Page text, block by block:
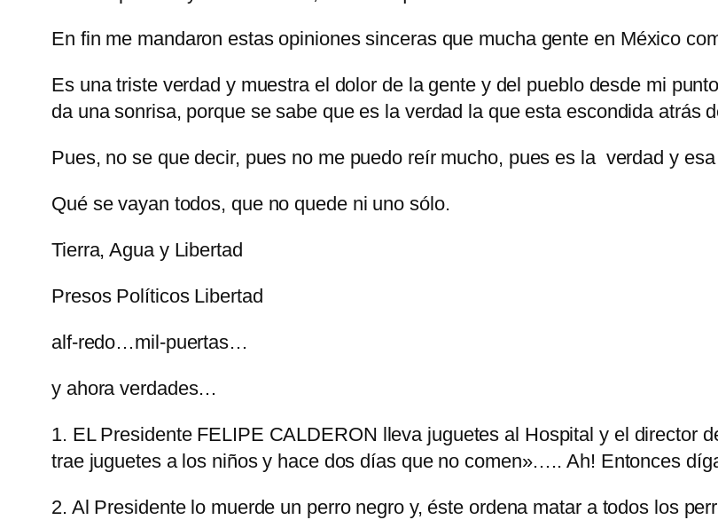
En fin me mandaron estas opiniones sinceras que mucha gente en México
Es una triste verdad y muestra el dolor de la gente y del pueblo desde mi
da una sonrisa, porque se sabe que es la verdad la que esta escondida atrás
Pues, no se que decir, pues no me puedo reír mucho, pues es la verdad y
Qué se vayan todos, que no quede ni uno sólo.
Tierra, Agua y Libertad
Presos Políticos Libertad
alf-redo…mil-puertas…
y ahora verdades…
1. EL Presidente FELIPE CALDERON lleva juguetes al Hospital y el director
trae juguetes a los niños y hace dos días que no comen»….. Ah! Entonces
2. Al Presidente lo muerde un perro negro y, éste ordena matar a todos los